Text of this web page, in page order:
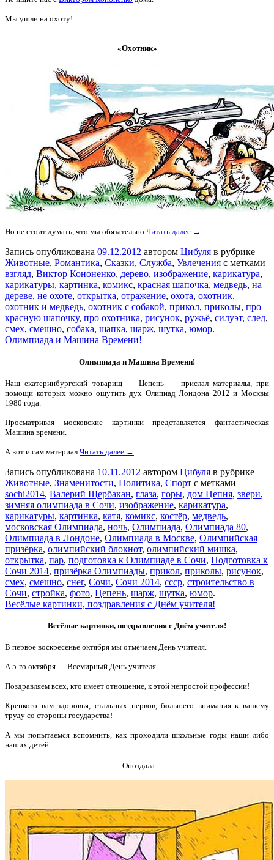
Мы ушли на охоту!
«Охотник»
Но не стоит думать, что мы обязательно Читать далее →
Запись опубликована 09.12.2012 автором Цибуля в рубрике
Животные, Романтика, Сказки, Служба, Увлечения с метками
взгляд, Виктор Кононенко, дерево, изображение, карикатура,
карикатуры, картинка, комикс, красная шапочка, медведь, на
дереве, не охоте, открытка, отражение, охота, охотник,
охотник и медведь, охотник с собакой, прикол, приколы, про
красную шапочку, про охотника, рисунок, ружьё, силуэт, след,
смех, смешно, собака, шапка, шарж, шутка, юмор.
Олимпиада и Машина Времени!
Олимпиада и Машина Времени!
Наш екатеринбургский товарищ — Цепень — прислал материалы, при
помощи которых можно ощутить дух Олипиад Лондона 2012 и Москвы
1980 года.
Просматривая московские картинки представляется фантастическая
Машина времени.
А вот и сам материал Читать далее →
Запись опубликована 10.11.2012 автором Цибуля в рубрике
Животные, Знаменитости, Политика, Спорт с метками
sochi2014, Валерий Щербакан, глаза, горы, дом Цепня, звери,
зимняя олимпиада в Сочи, изображение, карикатура,
карикатуры, картинка, катя, комикс, костёр, медведь,
московская Олимпиада, ночь, Олимпиада, Олимпиада 80,
Олимпиада в Лондоне, Олимпиада в Москве, Олимпийская
призёрка, олимпийский блокнот, олимпийский мишка,
открытка, пар, подготовка к Олимпиаде в Сочи, Подготовка к
Сочи 2014, призёрка Олимпиады, прикол, приколы, рисунок,
смех, смешно, снег, Сочи, Сочи 2014, ссср, строительство в
Сочи, стройка, фото, Цепень, шарж, шутка, юмор.
Весёлые картинки, поздравления с Днём учителя!
Весёлые картинки, поздравления с Днём учителя!
В первое воскресенье октября мы отмечаем День учителя.
А 5-го октября — Всемирный День учителя.
Поздравляем всех, кто имеет отношение, к этой непростой профессии!
Крепкого вам здоровья, стальных нервов, большего внимания к вашему
труду со стороны государства!
А мы попытаемся вспомнить, как проходили школьные годы наши либо
наших детей.
Опоздала